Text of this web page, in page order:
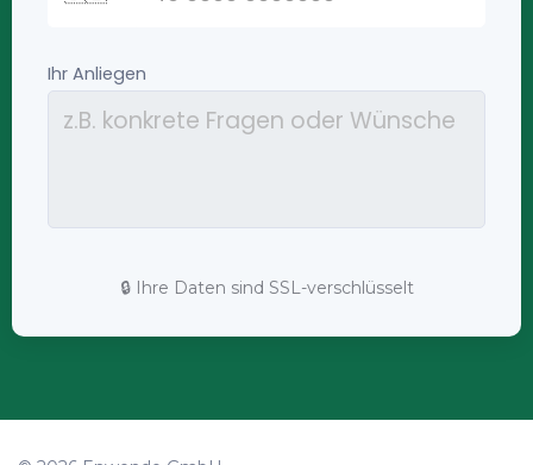
🔒 Ihre Daten sind SSL-verschlüsselt